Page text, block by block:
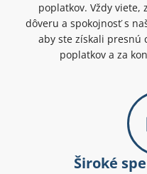
poplatkov. Vždy viete,
dôveru a spokojnosť s
aby ste získali presnú
poplatkov a za
Široké